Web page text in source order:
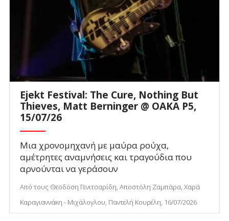
Ejekt Festival: The Cure, Nothing But
Thieves, Matt Berninger @ ΟΑΚΑ P5,
15/07/26
Μια χρονομηχανή με μαύρα ρούχα,
αμέτρητες αναμνήσεις και τραγούδια που
αρνούνται να γεράσουν
Από τους Θεοδόση Γενιτσαρίδη, Αποστόλη Ζαμπάρα, Χαρά
Καραγιαννάκη - Μιχάλογλου, Παντελή Κουρέλη, 16/07/2026